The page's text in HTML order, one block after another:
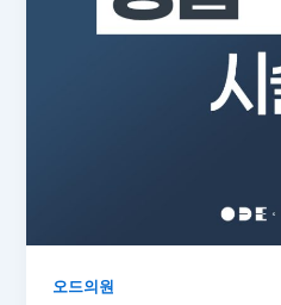
오드의원